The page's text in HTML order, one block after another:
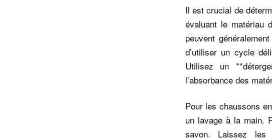
Il est crucial de
évaluant le matériau
peuvent
d’utiliser un cycle
Utilisez un
l’absorbance des
Pour les chaussons
un lavage à la main.
savon. Laissez les